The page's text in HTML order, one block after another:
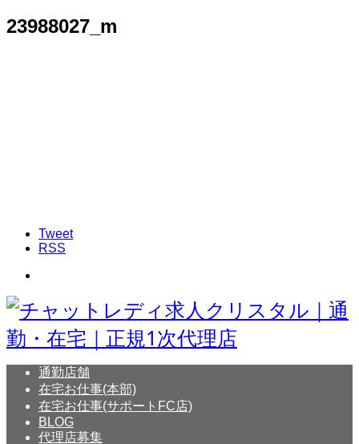
23988027_m
Tweet
RSS
通勤店舗
在宅お仕事(本部)
在宅お仕事(サポートFC店)
BLOG
代理店募集